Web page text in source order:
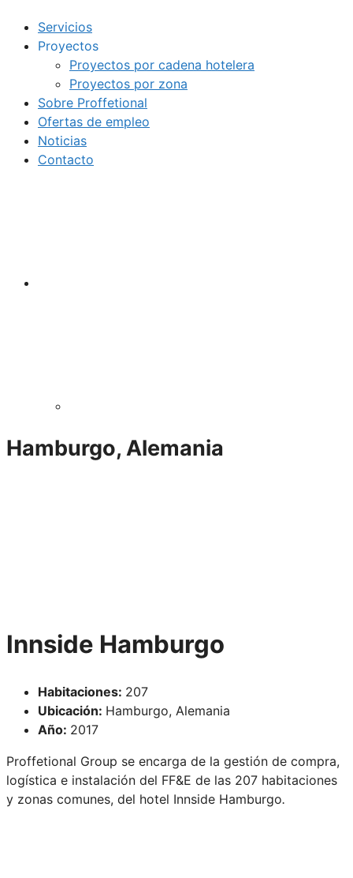
Servicios
Proyectos
Proyectos por cadena hotelera
Proyectos por zona
Sobre Proffetional
Ofertas de empleo
Noticias
Contacto
Hamburgo, Alemania
Innside Hamburgo
Habitaciones: 207
Ubicación: Hamburgo, Alemania
Año: 2017
Proffetional Group se encarga de la gestión de compra,
logística e instalación del FF&E de las 207 habitaciones
y zonas comunes, del hotel Innside Hamburgo.